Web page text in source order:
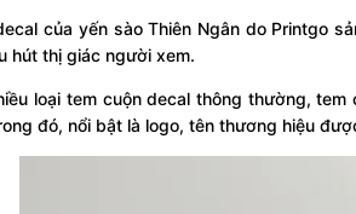
của yến sào Thiên Ngân do Printgo
hút thị giác người xem.
loại tem cuộn decal thông thường,
đó, nổi bật là logo, tên thương hiệu